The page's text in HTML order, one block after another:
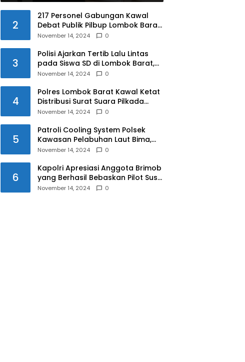
2
217 Personel Gabungan Kawal
Debat Publik Pilbup Lombok Barat
2024
November 14, 2024 0
3
Polisi Ajarkan Tertib Lalu Lintas
pada Siswa SD di Lombok Barat,
Apa Saja Materinya?
November 14, 2024 0
4
Polres Lombok Barat Kawal Ketat
Distribusi Surat Suara Pilkada
2024
November 14, 2024 0
5
Patroli Cooling System Polsek
Kawasan Pelabuhan Laut Bima,
Ciptakan Pilkada Serentak 2024
November 14, 2024 0
6
Kapolri Apresiasi Anggota Brimob
yang Berhasil Bebaskan Pilot Susi
Air Korban Penyanderaan KKB
November 14, 2024 0